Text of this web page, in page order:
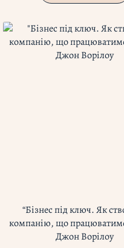
“Бізнес під ключ. Як
компанію, що працюватиме
Джон Ворілоу